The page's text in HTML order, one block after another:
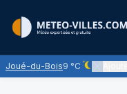
Joué-du-Bois9 °C
Ciel